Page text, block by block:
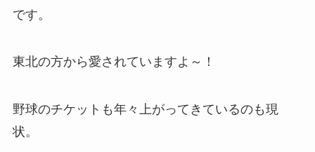
です。
東北の方から愛されていますよ～！
野球のチケットも年々上がってきているのも現
状。